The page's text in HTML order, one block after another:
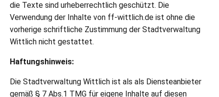
die Texte sind urheberrechtlich geschützt. Die
Verwendung der Inhalte von ff-wittlich.de ist ohne die
vorherige schriftliche Zustimmung der Stadtverwaltung
Wittlich nicht gestattet.
Haftungshinweis:
Die Stadtverwaltung Wittlich ist als als Diensteanbieter
gemäß § 7 Abs.1 TMG für eigene Inhalte auf diesen